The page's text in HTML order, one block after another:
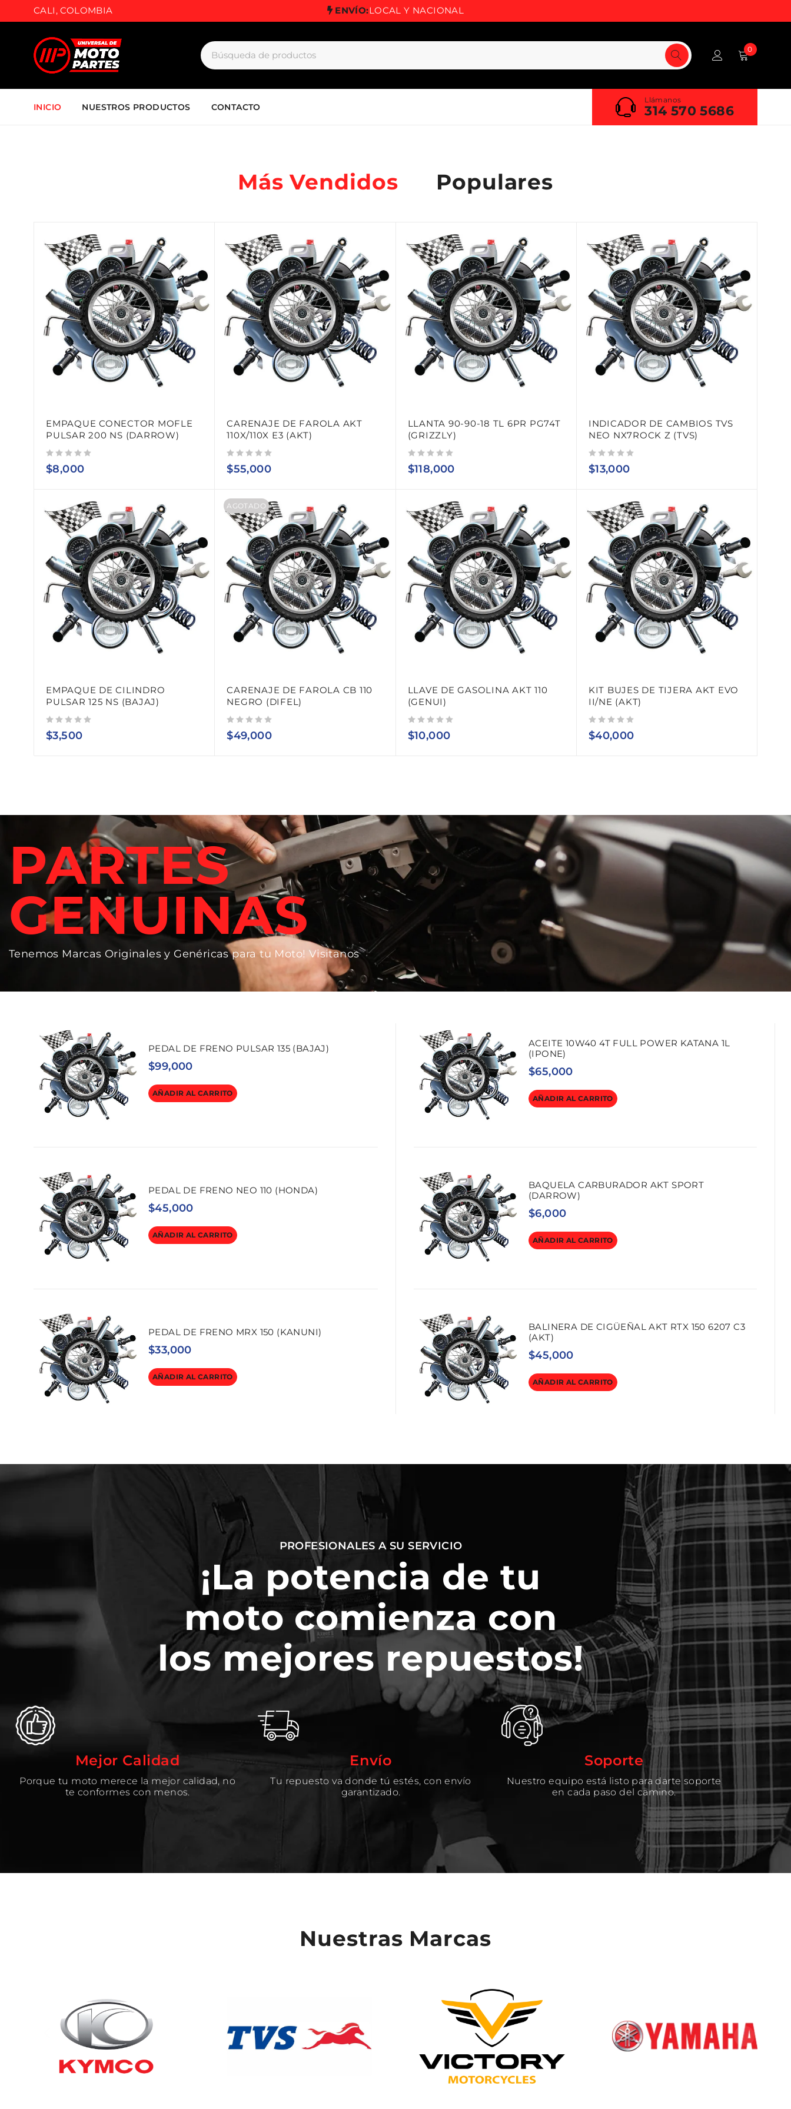
CALI, COLOMBIA ENVÍO:LOCAL Y NACIONAL
0
INICIO NUESTROS PRODUCTOS CONTACTO
Llámanos
314 570 5686
Más Vendidos Populares
EMPAQUE CONECTOR MOFLE
PULSAR 200 NS (DARROW)
$8,000
CARENAJE DE FAROLA AKT
110X/110X E3 (AKT)
$55,000
LLANTA 90-90-18 TL 6PR PG74T
(GRIZZLY)
$118,000
INDICADOR DE CAMBIOS TVS
NEO NX7ROCK Z (TVS)
$13,000
EMPAQUE DE CILINDRO
PULSAR 125 NS (BAJAJ)
$3,500
AGOTADO
CARENAJE DE FAROLA CB 110
NEGRO (DIFEL)
$49,000
LLAVE DE GASOLINA AKT 110
(GENUI)
$10,000
KIT BUJES DE TIJERA AKT EVO
II/NE (AKT)
$40,000
PARTES
GENUINAS
Tenemos Marcas Originales y Genéricas para tu Moto! Visitanos
PEDAL DE FRENO PULSAR 135 (BAJAJ)
$99,000
AÑADIR AL CARRITO
PEDAL DE FRENO NEO 110 (HONDA)
$45,000
AÑADIR AL CARRITO
PEDAL DE FRENO MRX 150 (KANUNI)
$33,000
AÑADIR AL CARRITO
ACEITE 10W40 4T FULL POWER KATANA 1L
(IPONE)
$65,000
AÑADIR AL CARRITO
BAQUELA CARBURADOR AKT SPORT
(DARROW)
$6,000
AÑADIR AL CARRITO
BALINERA DE CIGÜEÑAL AKT RTX 150 6207 C3
(AKT)
$45,000
AÑADIR AL CARRITO
PROFESIONALES A SU SERVICIO
¡La potencia de tu
moto comienza con
los mejores repuestos!
Mejor Calidad
Porque tu moto merece la mejor calidad, no
te conformes con menos.
Envío
Tu repuesto va donde tú estés, con envío
garantizado.
Soporte
Nuestro equipo está listo para darte soporte
en cada paso del camino.
Nuestras Marcas